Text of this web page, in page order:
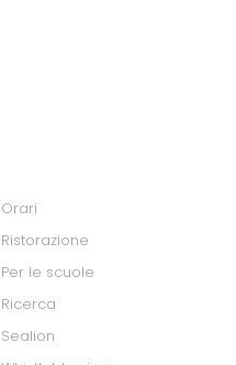
Orari
Ristorazione
Per le scuole
Ricerca
Sealion